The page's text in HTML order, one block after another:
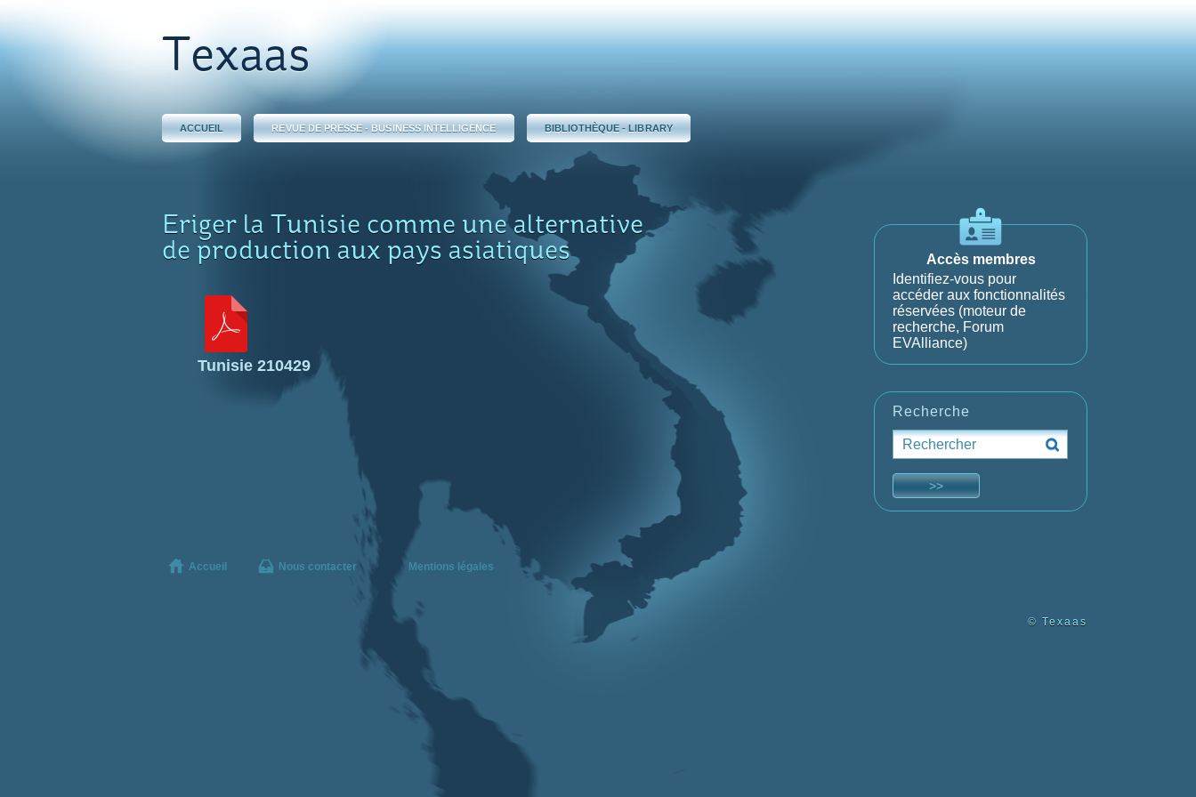
Texaas
ACCUEIL REVUE DE PRESSE - BUSINESS INTELLIGENCE BIBLIOTHÈQUE - LIBRARY
Eriger la Tunisie comme une alternative
de production aux pays asiatiques
Tunisie 210429
Accès membres
Identifiez-vous pour
accéder aux fonctionnalités
réservées (moteur de
recherche, Forum
EVAlliance)
Recherche
Accueil Nous contacter Mentions légales
© Texaas